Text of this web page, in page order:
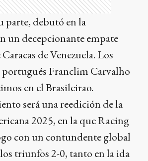
parte, debutó en la
un decepcionante empate
de Venezuela. Los
Franclim Carvalho
en el Brasileirao.
será una reedición de la
2025, en la que Racing
con un contundente global
triunfos 2-0, tanto en la ida